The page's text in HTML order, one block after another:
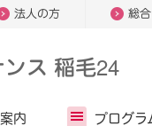
法人の方 総
ス 稲毛24
内 プログラ